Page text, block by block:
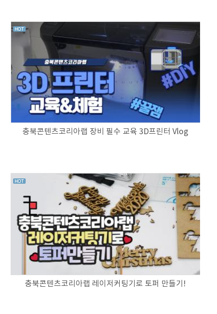
충북콘텐츠코리아랩 장비 필수 교육 3D프린터 Vlog
충북콘텐츠코리아랩 레이저커팅기로 토퍼 만들기!